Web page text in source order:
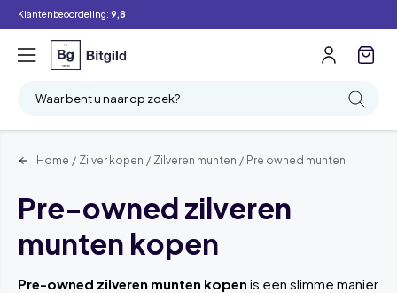
Klantenbeoordeling: 9,8
Waar bent u naar op zoek?
Filter
Home / Zilver kopen / Zilveren munten / Pre owned munten
Pre-owned zilveren
munten kopen
Pre-owned zilveren munten kopen is een slimme manier